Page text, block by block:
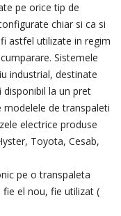
pe orice tip de
chiar si ca si
astfel utilizate in regim
Sistemele
industrial, destinate
disponibil la un pret
de transpaleti
electrice produse
Toyota, Cesab,
pe o transpaleta
fie el nou, fie utilizat (